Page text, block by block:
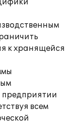
к хранящейся
предприятии
всем